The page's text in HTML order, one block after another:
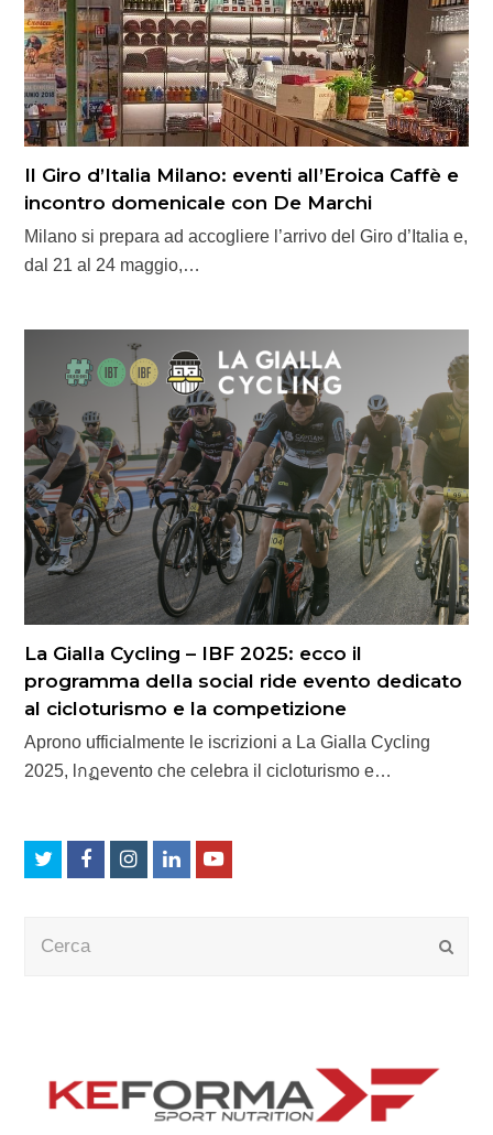
Il Giro d’Italia Milano: eventi all’Eroica Caffè e
incontro domenicale con De Marchi
Milano si prepara ad accogliere l’arrivo del Giro d’Italia e,
dal 21 al 24 maggio,…
La Gialla Cycling – IBF 2025: ecco il
programma della social ride evento dedicato
al cicloturismo e la competizione
Aprono ufficialmente le iscrizioni a La Gialla Cycling
2025, lกฏevento che celebra il cicloturismo e…
TwitterFacebookInstagram
LinkedInYoutube